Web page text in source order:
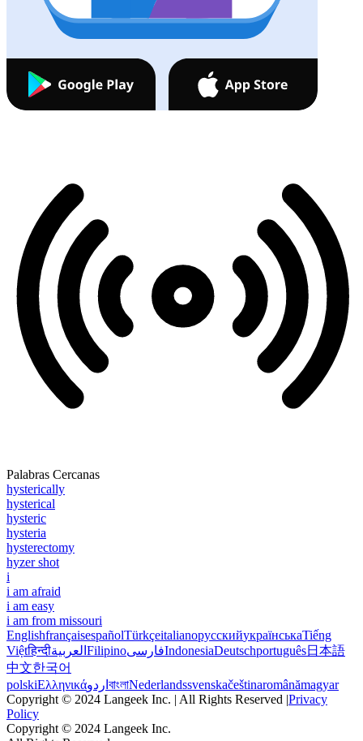
Palabras Cercanas
hysterically
hysterical
hysteric
hysteria
hysterectomy
hyzer shot
i
i am afraid
i am easy
i am from missouri
EnglishfrançaisespañolTürkçeitalianoрусскийукраїнськаTiếng
Việtहिन्दीالعربية FilipinoفارسیIndonesiaDeutschportuguês日本語
中文한국어
polskiΕλληνικάاردو বাংলাNederlandssvenskačeštinaromânămagyar
Copyright © 2024 Langeek Inc. | All Rights Reserved |Privacy
Policy
Copyright © 2024 Langeek Inc.